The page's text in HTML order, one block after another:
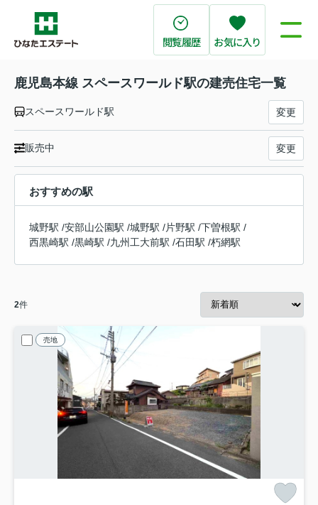
閲覧履歴 お気に入り
鹿児島本線 スペースワールド駅の建売住宅一覧
スペースワールド駅 変更
販売中 変更
おすすめの駅
城野駅 /安部山公園駅 /城野駅 /片野駅 /下曽根駅 /
西黒崎駅 /黒崎駅 /九州工大前駅 /石田駅 /朽網駅
2件
売地